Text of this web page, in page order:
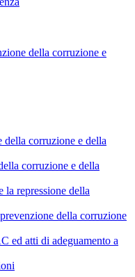
della corruzione e
della corruzione e della
corruzione e della
la repressione della
della corruzione
ed atti di adeguamento a